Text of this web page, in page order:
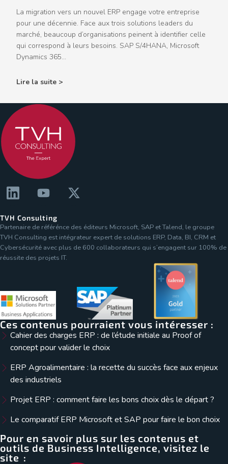
La migration vers un nouvel ERP engage votre entreprise
pour une décennie. Face aux trois solutions leaders du
marché, beaucoup d’organisations peinent à identifier celle
qui correspond à leurs besoins. SAP S/4HANA, Microsoft
Dynamics 365...
Lire la suite >
TVH Consulting
Partenaire de référénce des éditeurs Microsoft, SAP et Talend, le groupe
TVH Consulting est intégrateur expert de solutions ERP, Data, BI, CRM et
Cybersécurité avec plus de 600 collaborateurs qui s’engagent sur 100% de
réussite des projets IT.
Ces contenus pourraient vous intéresser :
Cahier des charges ERP : de l’étude initiale au Proof of
concept pour valider le choix
ERP Agroalimentaire : la recette du succès face aux enjeux
des industriels
Projet ERP : comment faire les bons choix dès le départ ?
Le comparatif ERP Microsoft et SAP pour faire le bon choix
Pour en savoir plus sur les contenus et
outils de Business Intelligence, visitez le
site :